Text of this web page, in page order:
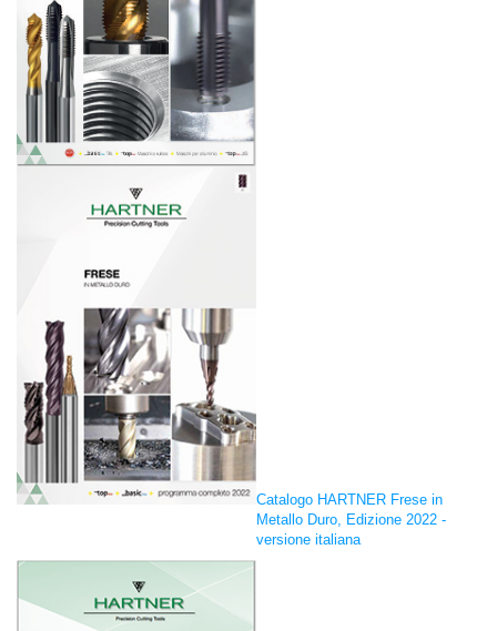
Catalogo HARTNER Frese in
Metallo Duro, Edizione 2022 -
versione italiana